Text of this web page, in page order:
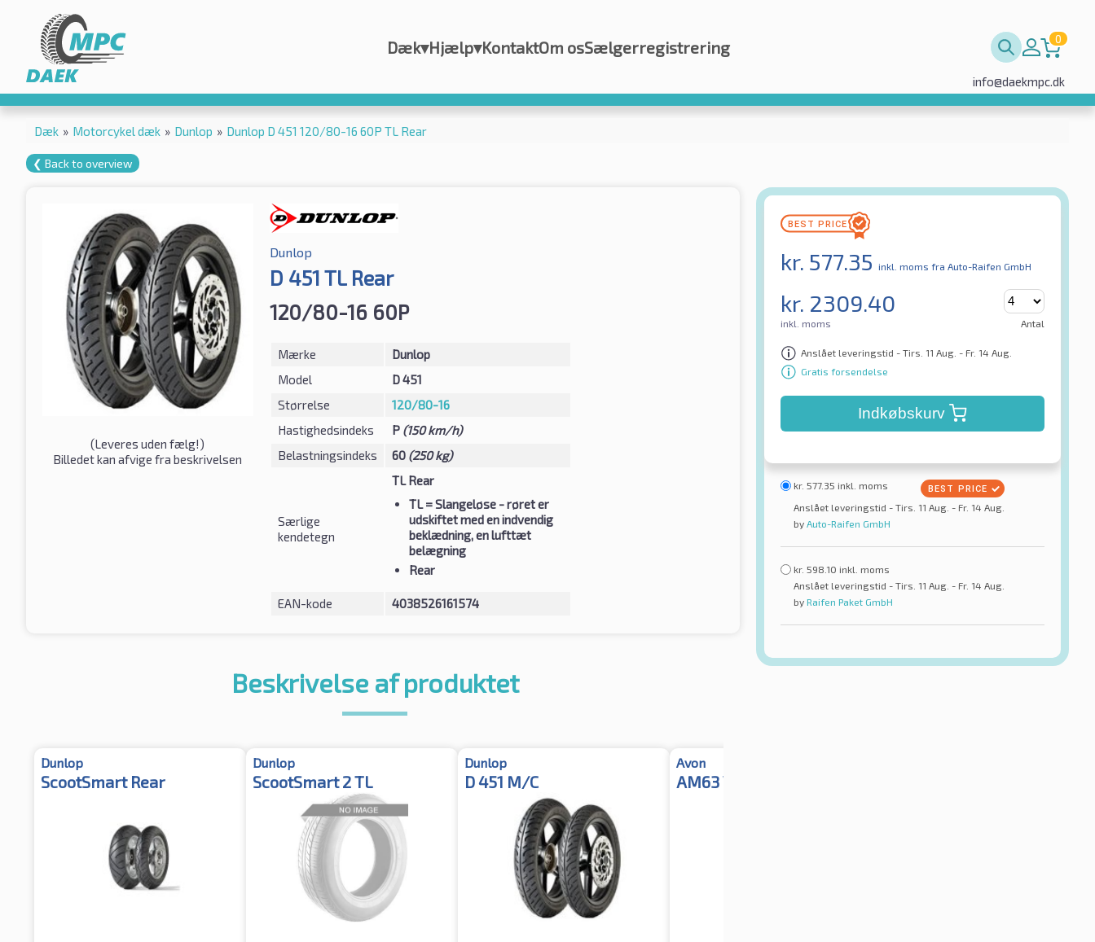
Dæk▾Hjælp▾KontaktOm osSælgerregistrering 0
info@daekmpc.dk
Dæk » Motorcykel dæk » Dunlop » Dunlop D 451 120/80-16 60P TL Rear
❮ Back to overview
(Leveres uden fælg!)
Billedet kan afvige fra beskrivelsen
Dunlop
D 451 TL Rear
120/80-16 60P
Mærke
Dunlop
Model
D 451
Størrelse
120/80-16
Hastighedsindeks
P (150 km/h)
Belastningsindeks
60 (250 kg)
Særlige
kendetegn
TL Rear
TL= Slangeløse - røret er
udskiftet med en indvendig
beklædning, en lufttæt
belægning
Rear
EAN-kode 4038526161574
kr. 577.35 inkl. moms fra Auto-Raifen GmbH
kr. 2309.40
inkl. moms Antal
Anslået leveringstid - Tirs. 11 Aug. - Fr. 14 Aug.
Gratis forsendelse
Indkøbskurv
kr. 577.35 inkl. moms
Anslået leveringstid - Tirs. 11 Aug. - Fr. 14 Aug.
by Auto-Raifen GmbH
kr. 598.10 inkl. moms
Anslået leveringstid - Tirs. 11 Aug. - Fr. 14 Aug.
by Raifen Paket GmbH
Beskrivelse af produktet
Dunlop
ScootSmart Rear
Dunlop
ScootSmart 2 TL
Dunlop
D 451 M/C
Avon
AM63 Viper Stryke Rear